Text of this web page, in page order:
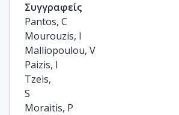
Συγγραφείς
Pantos, C
Mourouzis, I
Malliopoulou, V
Paizis, I
Tzeis,
S
Moraitis, P